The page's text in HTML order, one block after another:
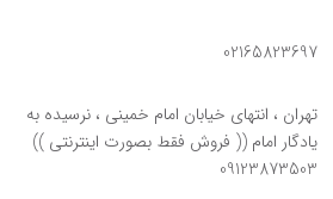
02165823697
تهران ، انتهای خیابان امام خمینی ، نرسیده به
یادگار امام (( فروش فقط بصورت اینترنتی ))
09123873503